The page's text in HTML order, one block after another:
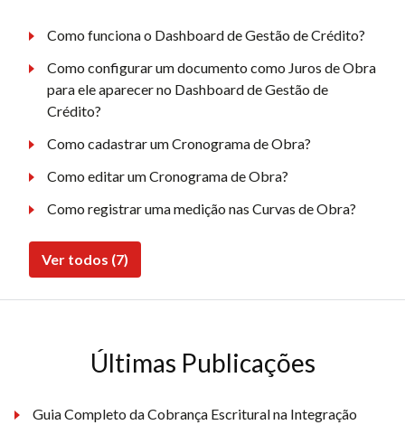
Como funciona o Dashboard de Gestão de Crédito?
Como configurar um documento como Juros de Obra
para ele aparecer no Dashboard de Gestão de
Crédito?
Como cadastrar um Cronograma de Obra?
Como editar um Cronograma de Obra?
Como registrar uma medição nas Curvas de Obra?
Ver todos (7)
Últimas Publicações
Guia Completo da Cobrança Escritural na Integração